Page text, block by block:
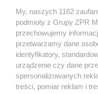
Żaden utwór zamieszczony w
rozpowszechniany lub dalej
tym także elektroniczny lub
eksploatacji w jakiejkolwiek
bez pisemnej zgody
wykorzystanie utworów w
My, naszych 1162
podmioty z Grupy ZPR
przechowujemy
przetwarzamy dane
identyfikatory,
urządzenie czy dane
spersonalizowanych
treści, pomiar reklam i